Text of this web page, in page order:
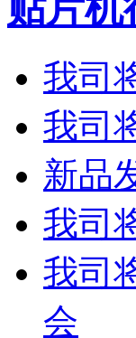
贴片机
我司
我司
新品
我司
我司
会